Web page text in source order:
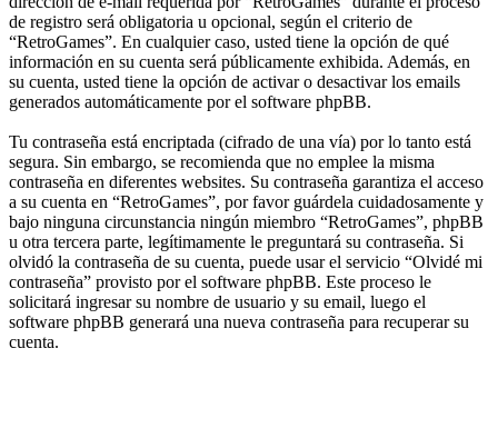
de registro será obligatoria u opcional, según el criterio de
“RetroGames”. En cualquier caso, usted tiene la opción de qué
información en su cuenta será públicamente exhibida. Además, en
su cuenta, usted tiene la opción de activar o desactivar los emails
generados automáticamente por el software phpBB.
Tu contraseña está encriptada (cifrado de una vía) por lo tanto está
segura. Sin embargo, se recomienda que no emplee la misma
contraseña en diferentes websites. Su contraseña garantiza el acceso
a su cuenta en “RetroGames”, por favor guárdela cuidadosamente y
bajo ninguna circunstancia ningún miembro “RetroGames”, phpBB
u otra tercera parte, legítimamente le preguntará su contraseña. Si
olvidó la contraseña de su cuenta, puede usar el servicio “Olvidé mi
contraseña” provisto por el software phpBB. Este proceso le
solicitará ingresar su nombre de usuario y su email, luego el
software phpBB generará una nueva contraseña para recuperar su
cuenta.